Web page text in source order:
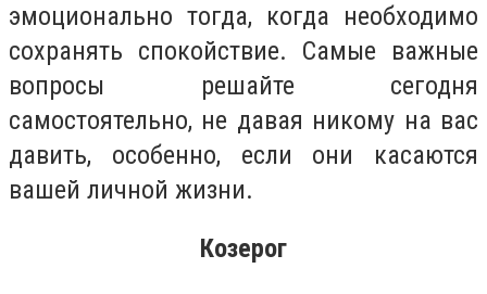
эмоционально тогда, когда необходимо
сохранять спокойствие. Самые важные
вопросы решайте сегодня
самостоятельно, не давая никому на вас
давить, особенно, если они касаются
вашей личной жизни.
Козерог